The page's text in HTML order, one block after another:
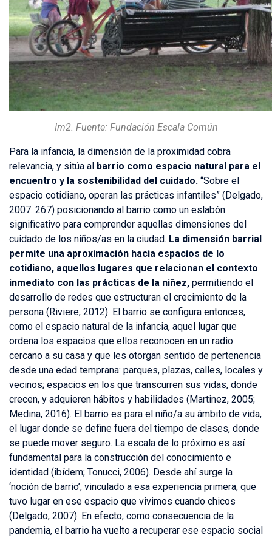
Im2. Fuente: Fundación Escala Común
Para la infancia, la dimensión de la proximidad cobra
relevancia, y sitúa al barrio como espacio natural para el
encuentro y la sostenibilidad del cuidado. “Sobre el
espacio cotidiano, operan las prácticas infantiles” (Delgado,
2007: 267) posicionando al barrio como un eslabón
significativo para comprender aquellas dimensiones del
cuidado de los niños/as en la ciudad. La dimensión barrial
permite una aproximación hacia espacios de lo
cotidiano, aquellos lugares que relacionan el contexto
inmediato con las prácticas de la niñez, permitiendo el
desarrollo de redes que estructuran el crecimiento de la
persona (Riviere, 2012). El barrio se configura entonces,
como el espacio natural de la infancia, aquel lugar que
ordena los espacios que ellos reconocen en un radio
cercano a su casa y que les otorgan sentido de pertenencia
desde una edad temprana: parques, plazas, calles, locales y
vecinos; espacios en los que transcurren sus vidas, donde
crecen, y adquieren hábitos y habilidades (Martinez, 2005;
Medina, 2016). El barrio es para el niño/a su ámbito de vida,
el lugar donde se define fuera del tiempo de clases, donde
se puede mover seguro. La escala de lo próximo es así
fundamental para la construcción del conocimiento e
identidad (ibídem; Tonucci, 2006). Desde ahí surge la
‘noción de barrio’, vinculado a esa experiencia primera, que
tuvo lugar en ese espacio que vivimos cuando chicos
(Delgado, 2007). En efecto, como consecuencia de la
pandemia, el barrio ha vuelto a recuperar ese espacio social